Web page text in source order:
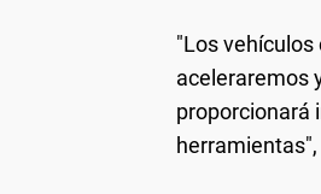
"Los
aceleraremos
proporcionará